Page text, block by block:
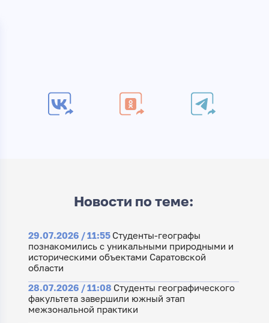
Новости по теме:
29.07.2026 / 11:55 Студенты-географы
познакомились с уникальными природными и
историческими объектами Саратовской
области
28.07.2026 / 11:08 Студенты географического
факультета завершили южный этап
межзональной практики